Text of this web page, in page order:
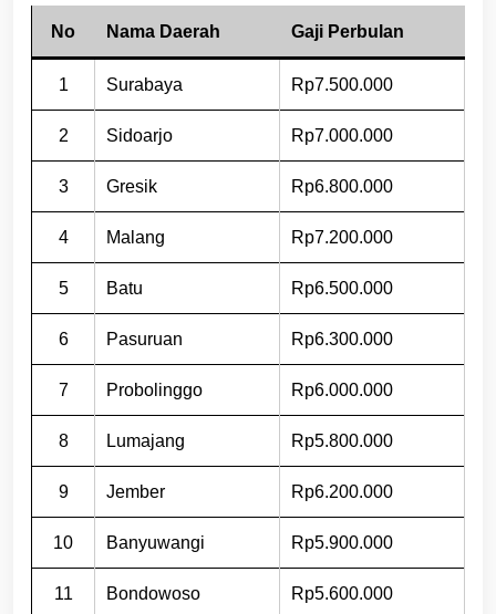
No Nama Daerah Gaji Perbulan
1 Surabaya Rp7.500.000
2 Sidoarjo Rp7.000.000
3 Gresik Rp6.800.000
4 Malang Rp7.200.000
5 Batu Rp6.500.000
6 Pasuruan Rp6.300.000
7 Probolinggo Rp6.000.000
8 Lumajang Rp5.800.000
9 Jember Rp6.200.000
10 Banyuwangi Rp5.900.000
11 Bondowoso Rp5.600.000